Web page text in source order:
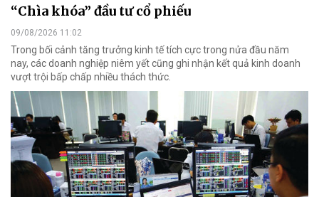
“Chìa khóa” đầu tư cổ phiếu
09/08/2026 11:02
Trong bối cảnh tăng trưởng kinh tế tích cực trong nửa đầu năm
nay, các doanh nghiệp niêm yết cũng ghi nhận kết quả kinh doanh
vượt trội bấp chấp nhiều thách thức.